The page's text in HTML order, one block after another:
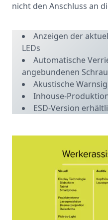
nicht den Anschluss an
Anzeigen der
LEDs
Automatische
angebundenen
Akustische
Inhouse-
ESD-Version